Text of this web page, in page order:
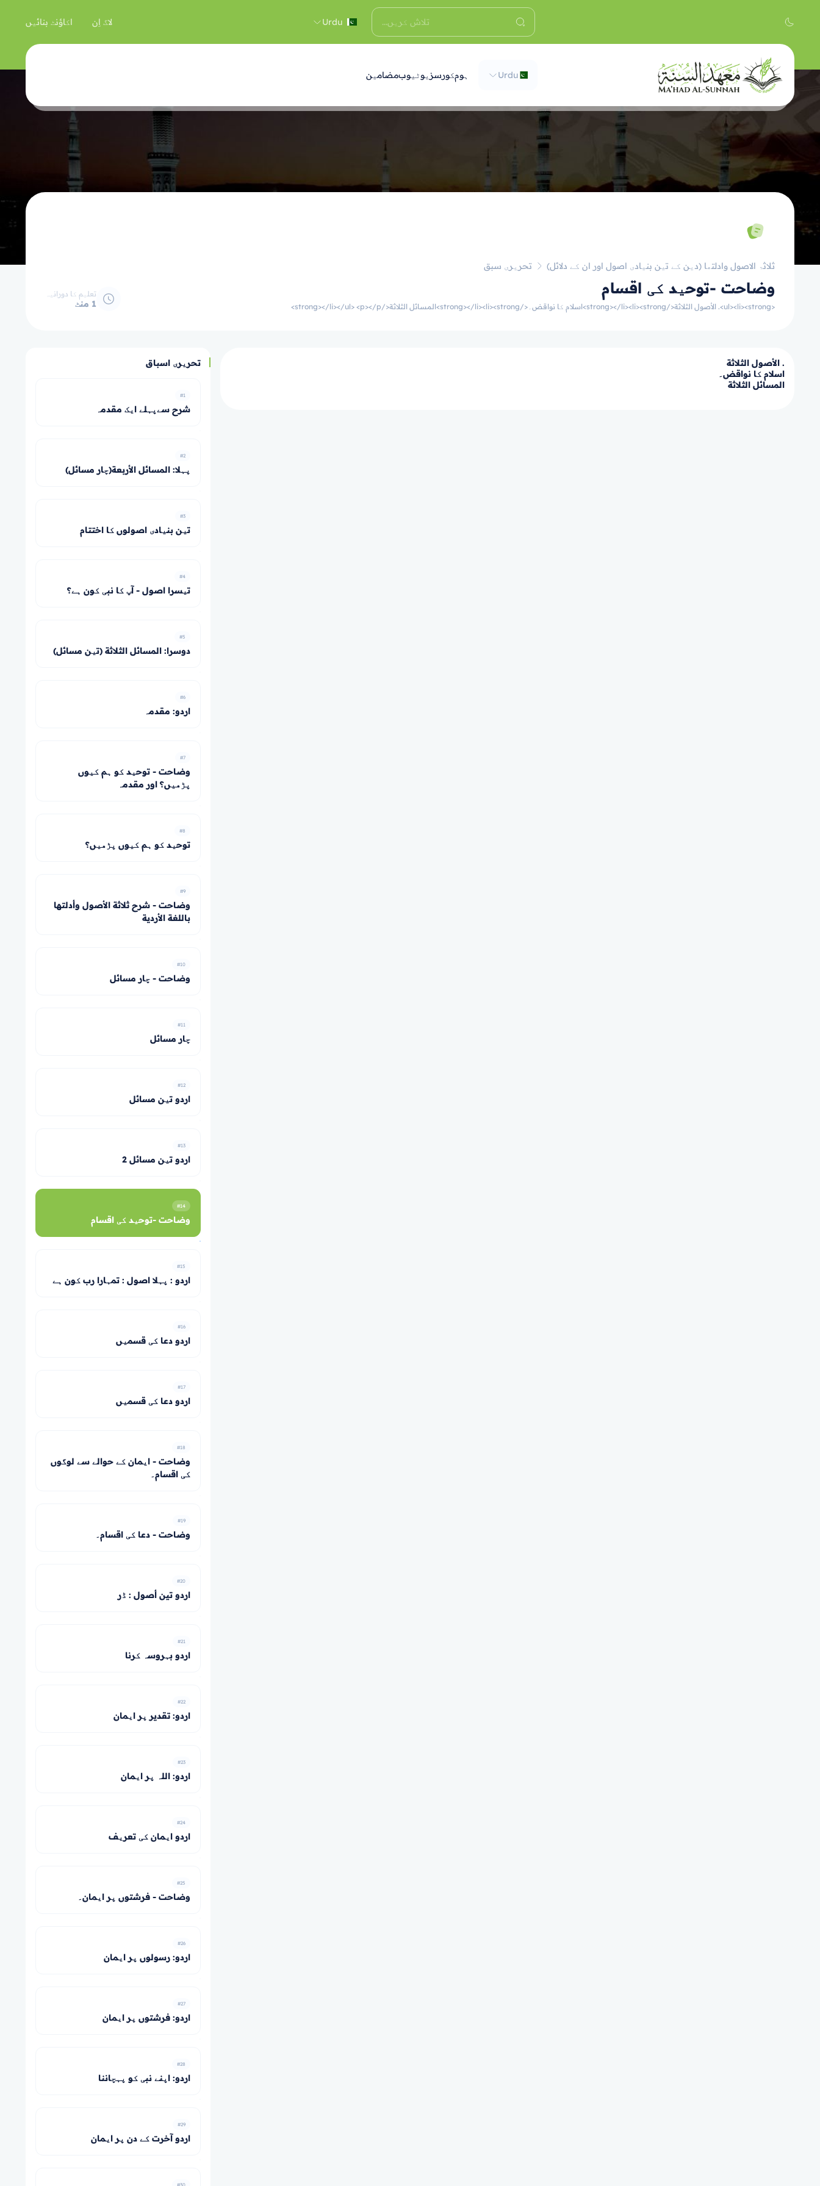
Urdu لاگ اِن اکاؤنٹ بنائیں
Urdu ہومکورسز یوٹیوبمضامین
ثلاثۃ الاصول وادلتھا (دین کے تین بنیادی اصول اور ان کے دلائل) تحریری سبق
وضاحت -توحید کی اقسام
<ul><li><strong>. الأصول الثلاثة</strong></li><li><strong>اسلام کا نواقض۔</strong></li><li><strong>المسائل الثلاثة</strong></li></ul> <p></p>
تعلیم کا دورانیہ
1 منٹ
. الأصول الثلاثة
اسلام کا نواقض۔
المسائل الثلاثة
تحریری اسباق
#1
شرح سےپہلے ایک مقدمہ
#2
پہلا: المسائل الأربعة(چار مسائل)
#3
تین بنیادی اصولوں کا اختتام
#4
تیسرا اصول - آپ کا نبی کون ہے؟
#5
دوسرا: المسائل الثلاثة (تین مسائل)
#6
اردو: مقدمہ
#7
وضاحت - توحید کو ہم کیوں
پڑھیں؟ اور مقدمہ
#8
توحید کو ہم کیوں پڑھیں؟
#9
وضاحت - شرح ثلاثة الأصول وأدلتها
باللغة الأردية
#10
وضاحت - چار مسائل
#11
چار مسائل
#12
اردو تین مسائل
#13
اردو تین مسائل 2
#14
وضاحت -توحید کی اقسام
#15
اردو : پہلا اصول : تمہارا رب کون ہے
#16
اردو دعا کی قسمیں
#17
اردو دعا کی قسمیں
#18
وضاحت - ایمان کے حوالے سے لوگوں
کی اقسام۔
#19
وضاحت - دعا کی اقسام۔
#20
اردو تين أصول : ڈر
#21
اردو بہروسہ کرنا
#22
اردو: تقدير پر ایمان
#23
اردو: اللہ پر ایمان
#24
اردو ایمان کی تعریف
#25
وضاحت - فرشتوں پر ایمان۔
#26
اردو: رسولوں پر ایمان
#27
اردو: فرشتوں پر ایمان
#28
اردو: اپنے نبی کو پہچاننا
#29
اردو آخرت کے دن پر ایمان
#30